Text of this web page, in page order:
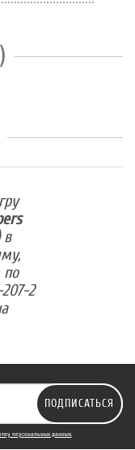
в
2
ПОДПИСАТЬСЯ
персональных данных.